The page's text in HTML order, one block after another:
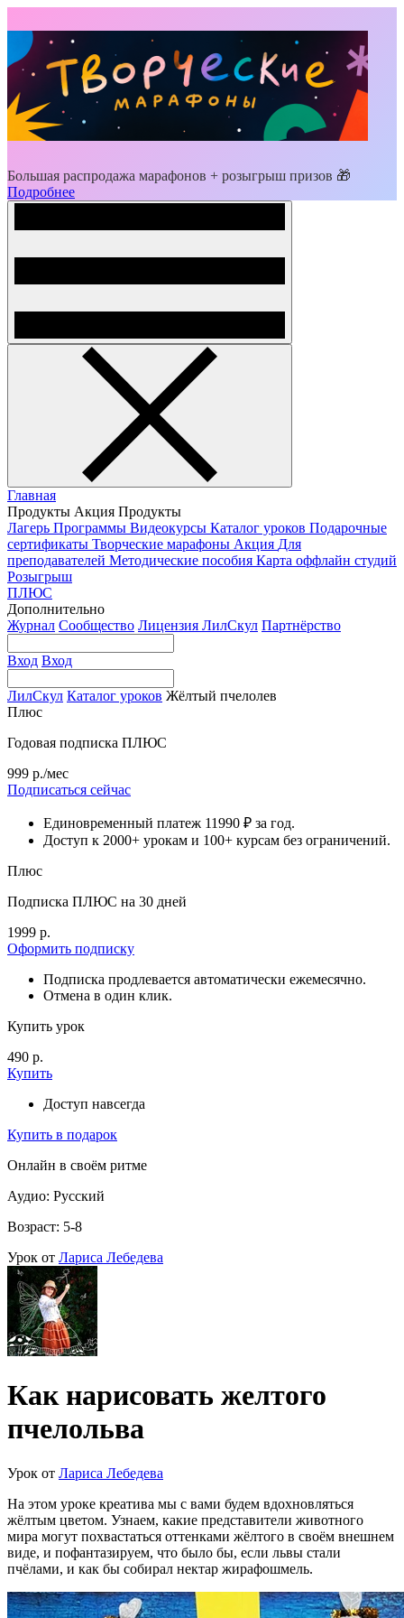
Большая распродажа марафонов + розыгрыш призов 🎁
Подробнее
Главная
Продукты Акция Продукты
Лагерь Программы Видеокурсы Каталог уроков Подарочные
сертификаты Творческие марафоны Акция Для
преподавателей Методические пособия Карта оффлайн студий
Розыгрыш
ПЛЮС
Дополнительно
Журнал Сообщество Лицензия ЛилСкул Партнёрство
Вход Вход
ЛилСкул Каталог уроков Жёлтый пчелолев
Плюс
Годовая подписка ПЛЮС
999 р./мес
Подписаться сейчас
Единовременный платеж 11990 ₽ за год.
Доступ к 2000+ урокам и 100+ курсам без ограничений.
Плюс
Подписка ПЛЮС на 30 дней
1999 р.
Оформить подписку
Подписка продлевается автоматически ежемесячно.
Отмена в один клик.
Купить урок
490 р.
Купить
Доступ навсегда
Купить в подарок
Онлайн в своём ритме
Аудио: Русский
Возраст: 5-8
Урок от Лариса Лебедева
Как нарисовать желтого
пчелольва
Урок от Лариса Лебедева
На этом уроке креатива мы с вами будем вдохновляться
жёлтым цветом. Узнаем, какие представители животного
мира могут похвастаться оттенками жёлтого в своём внешнем
виде, и пофантазируем, что было бы, если львы стали
пчёлами, и как бы собирал нектар жирафошмель.